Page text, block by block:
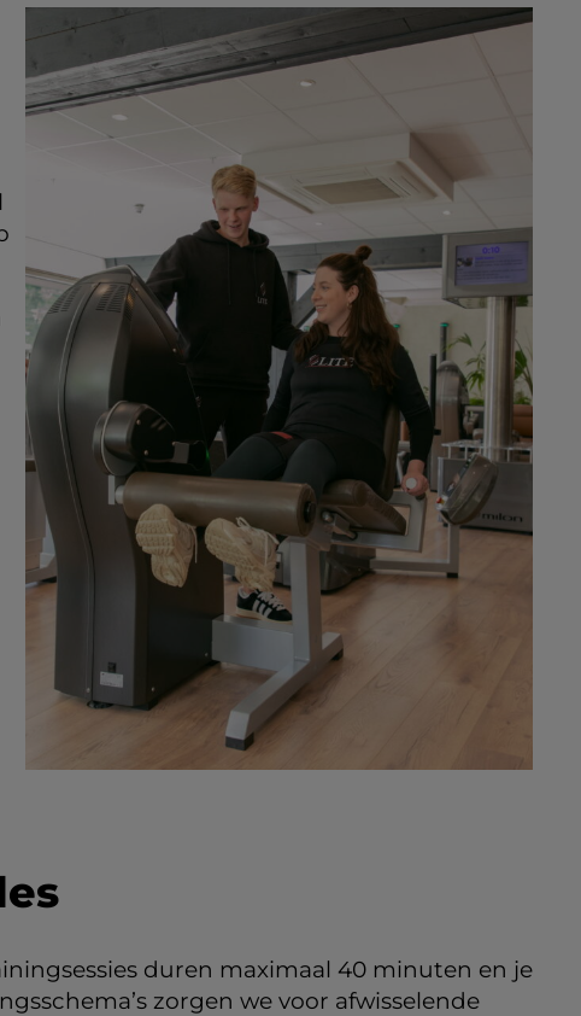
duren maximaal 40 minuten en je
zorgen we voor afwisselende